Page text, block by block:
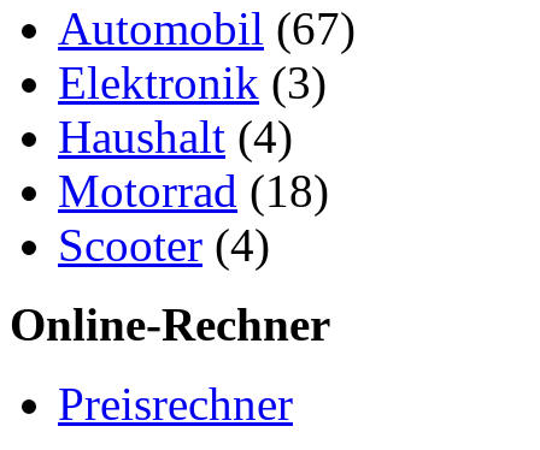
Automobil (67)
Elektronik (3)
Haushalt (4)
Motorrad (18)
Scooter (4)
Online-Rechner
Preisrechner